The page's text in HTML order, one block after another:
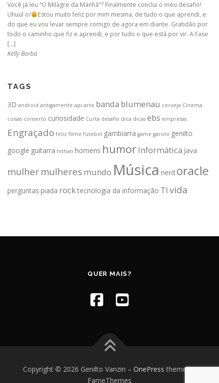
Você já leu “O Milagre da Manhã”? Finalmente conclui o meu desafio!
Uhuul o/
Estou muito feliz por mim mesma, de tudo o que aprendi, e
do que eu vou levar sempre comigo de agora em diante. Gratidão por
todo o caminho que fiz e aprendi, e por tudo o que está por vir. A Fase
[…]
Kelly Borba
TAGS
3D android antigamente api arte banda blumenau cerveja Cinema
coisas conserto curiosidade Curta desafio dica dicas ebs empresas
Engraçado feliz filme futebol gambiarra game garoto genilto
google guitarra hithan homens humorInformática Java
mulher mulheres mundo Música nerd oracle
perguntas piada rocktecnologia da informação TI vida
QUER MAIS?
Copyright © 2026 Genilto Vanzin – OnePress theme by
FameThemes